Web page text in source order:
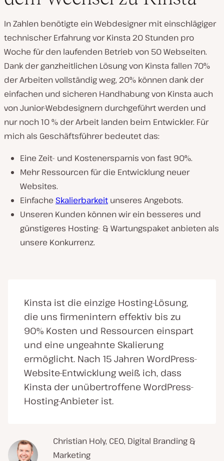
In Zahlen benötigte ein Webdesigner mit einschlägiger
technischer Erfahrung vor Kinsta 20 Stunden pro
Woche für den laufenden Betrieb von 50 Webseiten.
Dank der ganzheitlichen Lösung von Kinsta fallen 70%
der Arbeiten vollständig weg, 20% können dank der
einfachen und sicheren Handhabung von Kinsta auch
von Junior-Webdesignern durchgeführt werden und
nur noch 10 % der Arbeit landen beim Entwickler. Für
mich als Geschäftsführer bedeutet das:
Eine Zeit- und Kostenersparnis von fast 90%.
Mehr Ressourcen für die Entwicklung neuer
Websites.
Einfache Skalierbarkeit unseres Angebots.
Unseren Kunden können wir ein besseres und
günstigeres Hosting- & Wartungspaket anbieten als
unsere Konkurrenz.
Kinsta ist die einzige Hosting-Lösung,
die uns firmenintern effektiv bis zu
90% Kosten und Ressourcen einspart
und eine ungeahnte Skalierung
ermöglicht. Nach 15 Jahren WordPress-
Website-Entwicklung weiß ich, dass
Kinsta der unübertroffene WordPress-
Hosting-Anbieter ist.
Christian Holy, CEO, Digital Branding &
Marketing